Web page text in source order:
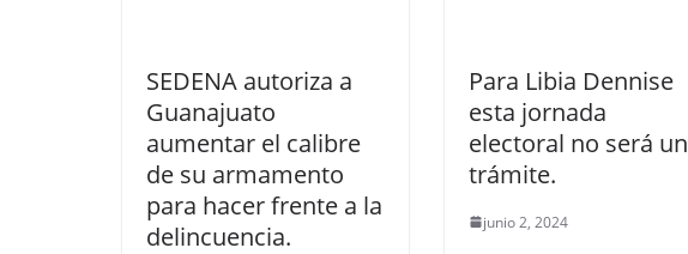
SEDENA autoriza a
Guanajuato
aumentar el calibre
de su armamento
para hacer frente a la
delincuencia.
Para Libia Dennise
esta jornada
electoral no será un
trámite.
junio 2, 2024